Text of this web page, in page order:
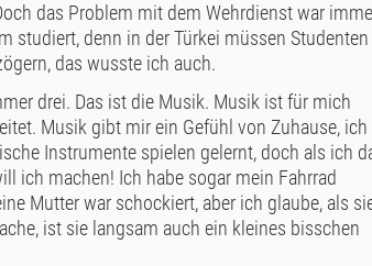
das Problem mit dem Wehrdienst war
studiert, denn in der Türkei müssen Studenten
das wusste ich auch.
drei. Das ist die Musik. Musik ist für mich
Musik gibt mir ein Gefühl von Zuhause, ich
Instrumente spielen gelernt, doch als ich
ich machen! Ich habe sogar mein Fahrrad
Mutter war schockiert, aber ich glaube, als
ist sie langsam auch ein kleines bisschen